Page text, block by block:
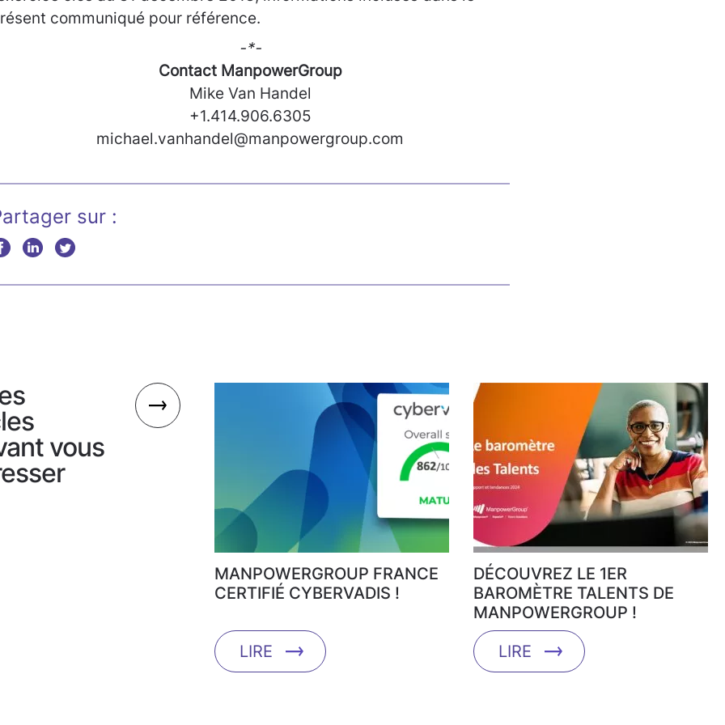
communiqué pour référence.
-*-
Contact ManpowerGroup
Mike Van Handel
+1.414.906.6305
michael.vanhandel@manpowergroup.com
sur :
vous
MANPOWERGROUP FRANCE
CERTIFIÉ CYBERVADIS !
LIRE
DÉCOUVREZ LE 1ER
BAROMÈTRE TALENTS DE
MANPOWERGROUP !
LIRE